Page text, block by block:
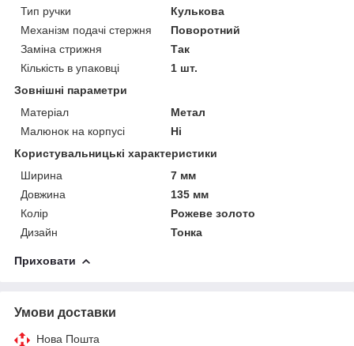
Тип ручки
Кулькова
Механізм подачі стержня
Поворотний
Заміна стрижня
Так
Кількість в упаковці
1 шт.
Зовнішні параметри
Матеріал
Метал
Малюнок на корпусі
Ні
Користувальницькі характеристики
Ширина
7 мм
Довжина
135 мм
Колір
Рожеве золото
Дизайн
Тонка
Приховати
Умови доставки
Нова Пошта